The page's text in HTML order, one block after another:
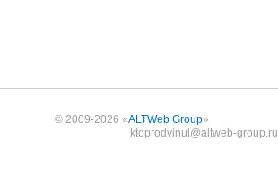
© 2009-2026 «ALTWeb Group»
ktoprodvinul@altweb-group.ru